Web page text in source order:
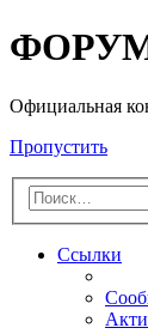
Официальная
Пропустить
Ссылки